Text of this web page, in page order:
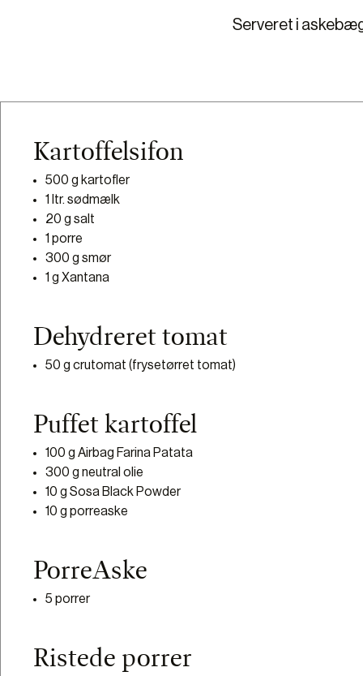
Serveret i
Kartoffelsifon
500 g kartofler
1 ltr. sødmælk
20 g salt
1 porre
300 g smør
1 g Xantana
Dehydreret tomat
50 g crutomat (frysetørret tomat)
Puffet kartoffel
100 g Airbag Farina Patata
300 g neutral olie
10 g Sosa Black Powder
10 g porreaske
PorreAske
5 porrer
Ristede porrer